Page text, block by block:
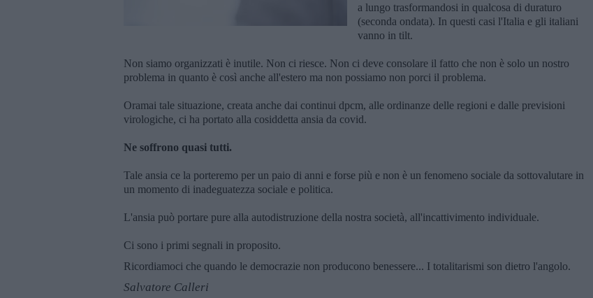
a lungo trasformandosi in qualcosa di duraturo
(seconda ondata). In questi casi l'Italia e gli italiani
vanno in tilt.
Non siamo organizzati è inutile. Non ci riesce. Non ci deve consolare il fatto che non è solo un nostro
problema in quanto è così anche all'estero ma non possiamo non porci il problema.
Oramai tale situazione, creata anche dai continui dpcm, alle ordinanze delle regioni e dalle previsioni
virologiche, ci ha portato alla cosiddetta ansia da covid.
Ne soffrono quasi tutti.
Tale ansia ce la porteremo per un paio di anni e forse più e non è un fenomeno sociale da sottovalutare in
un momento di inadeguatezza sociale e politica.
L'ansia può portare pure alla autodistruzione della nostra società, all'incattivimento individuale.
Ci sono i primi segnali in proposito.
Ricordiamoci che quando le democrazie non producono benessere... I totalitarismi son dietro l'angolo.
Salvatore Calleri